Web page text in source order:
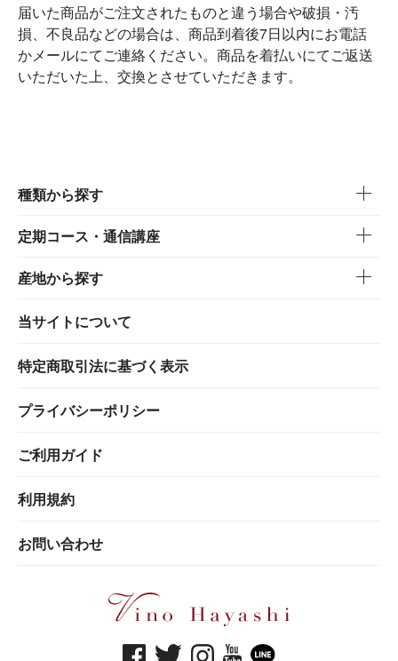
届いた商品がご注文されたものと違う場合や破損・汚
損、不良品などの場合は、商品到着後7日以内にお電話
かメールにてご連絡ください。商品を着払いにてご返送
いただいた上、交換とさせていただきます。
種類から探す
定期コース・通信講座
産地から探す
当サイトについて
特定商取引法に基づく表示
プライバシーポリシー
ご利用ガイド
利用規約
お問い合わせ